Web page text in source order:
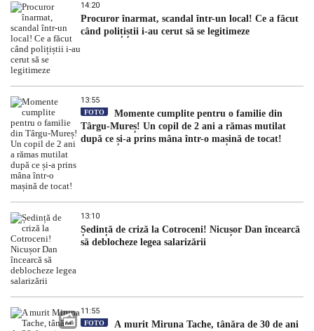
14:20
Procuror înarmat, scandal într-un local! Ce a făcut
când polițiștii i-au cerut să se legitimeze
13:55
FOTO
Momente cumplite pentru o familie din
Târgu-Mureș! Un copil de 2 ani a rămas mutilat
după ce și-a prins mâna într-o mașină de tocat!
13:10
Ședință de criză la Cotroceni! Nicușor Dan încearcă
să deblocheze legea salarizării
11:55
FOTO
A murit Miruna Tache, tânăra de 30 de ani